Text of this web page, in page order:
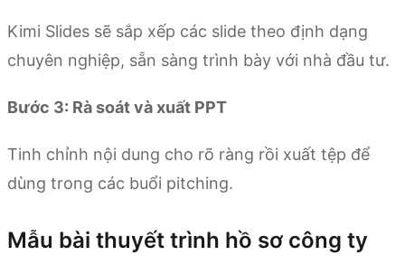
Kimi Slides sẽ sắp xếp các slide theo định dạng
chuyên nghiệp, sẵn sàng trình bày với nhà đầu tư.
Bước 3: Rà soát và xuất PPT
Tinh chỉnh nội dung cho rõ ràng rồi xuất tệp để
dùng trong các buổi pitching.
Mẫu bài thuyết trình hồ sơ công ty